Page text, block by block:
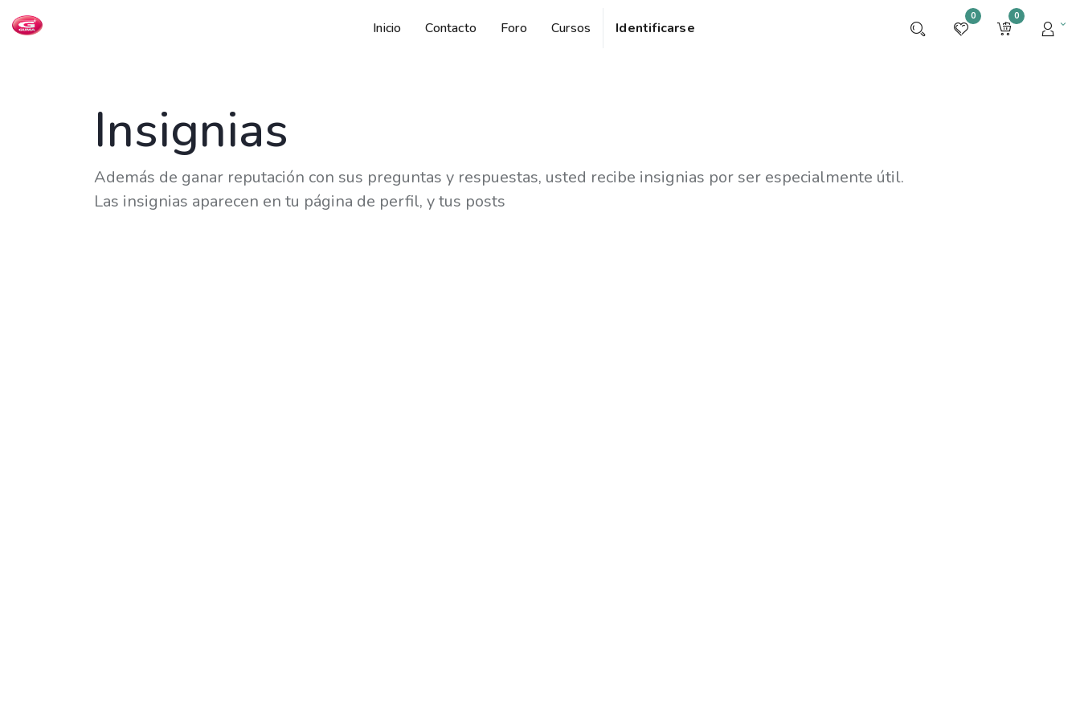
Inicio Contacto Foro Cursos Identificarse
0 0
Insignias
Además de ganar reputación con sus preguntas y respuestas, usted recibe insignias por ser especialmente útil.
Las insignias aparecen en tu página de perfil, y tus posts